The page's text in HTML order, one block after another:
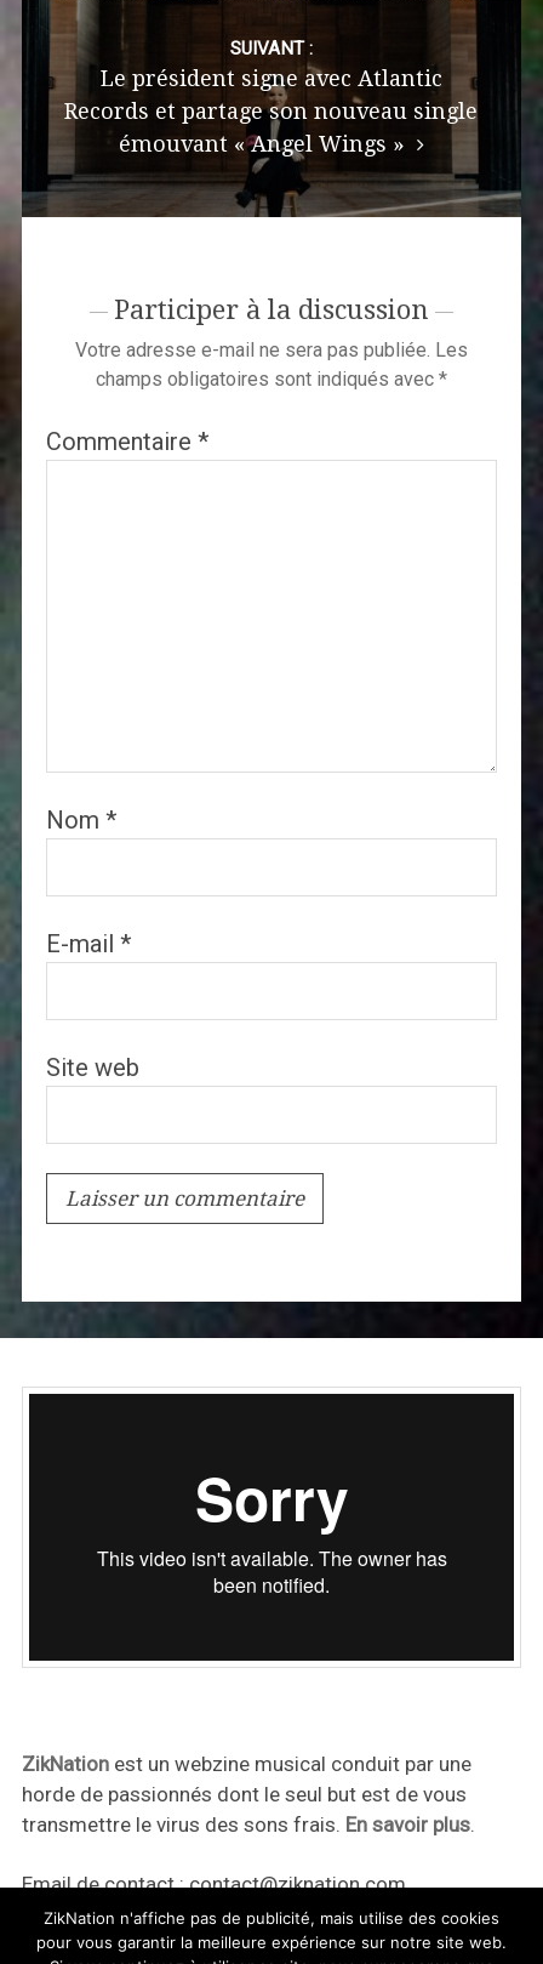
SUIVANT :
Le président signe avec Atlantic
Records et partage son nouveau single
émouvant « Angel Wings »
Participer à la discussion
Votre adresse e-mail ne sera pas publiée. Les
champs obligatoires sont indiqués avec *
Commentaire *
Nom *
E-mail *
Site web
ZikNationest un webzine musical conduit par une
horde de passionnés dont le seul but est de vous
transmettre le virus des sons frais. En savoir plus.
Email de contact :contact@ziknation.com
ZikNation n'affiche pas de publicité, mais utilise des cookies
pour vous garantir la meilleure expérience sur notre site web.